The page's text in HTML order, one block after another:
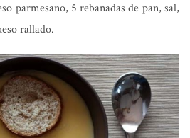
parmesano, 5 rebanadas de pan, sal,
rallado.